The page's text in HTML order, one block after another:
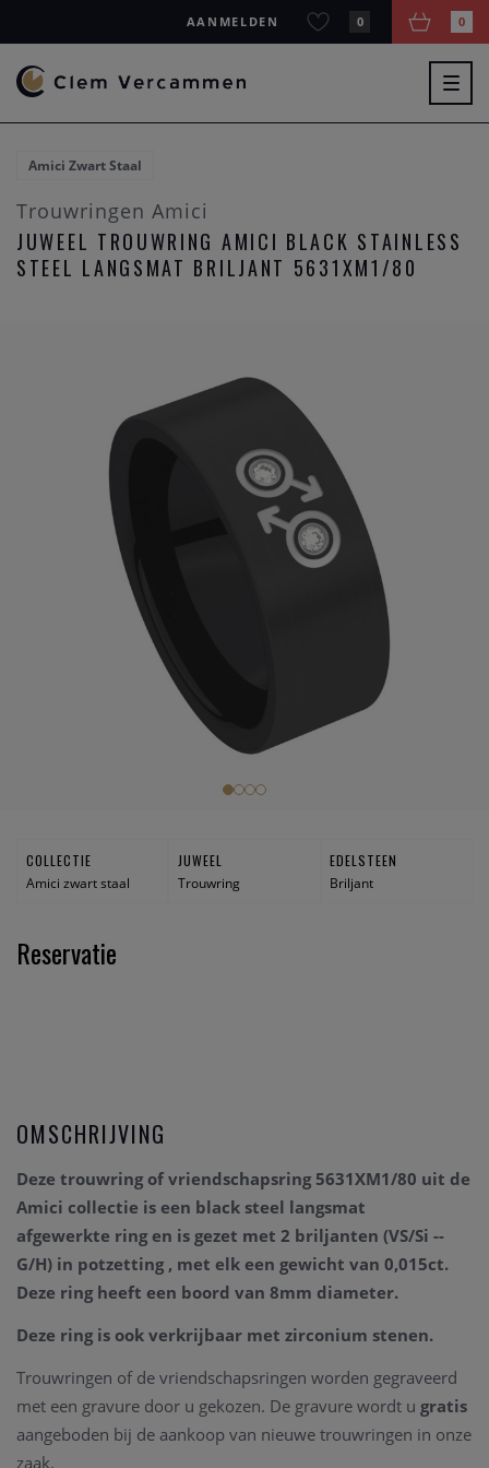
AANMELDEN 0 0
Amici Zwart Staal
Trouwringen Amici
JUWEEL TROUWRING AMICI BLACK STAINLESS
STEEL LANGSMAT BRILJANT 5631XM1/80
COLLECTIE
Amici zwart staal
JUWEEL
Trouwring
EDELSTEEN
Briljant
Reservatie
OMSCHRIJVING
Deze trouwring of vriendschapsring 5631XM1/80 uit de
Amici collectie is een black steel langsmat
afgewerkte ring en is gezet met 2 briljanten (VS/Si --
G/H) in potzetting , met elk een gewicht van 0,015ct.
Deze ring heeft een boord van 8mm diameter.
Deze ring is ook verkrijbaar met zirconium stenen.
Trouwringen of de vriendschapsringen worden gegraveerd
met een gravure door u gekozen. De gravure wordt u gratis
aangeboden bij de aankoop van nieuwe trouwringen in onze
zaak.